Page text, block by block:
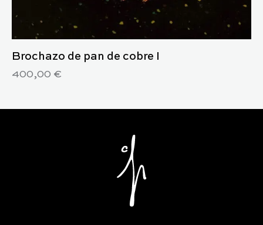
Brochazo de pan de cobre I
400,00 €